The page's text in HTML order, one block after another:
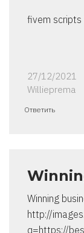
fivem
27/12/2021
Willieprema
Ответить
Winning
http://
q=https://